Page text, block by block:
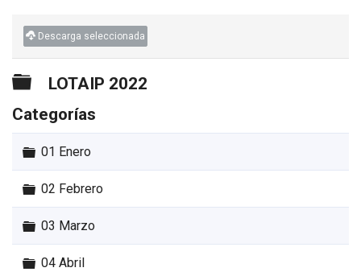
Descarga seleccionada
Carpeta
LOTAIP 2022
Categorías
Carpeta
01 Enero
Carpeta
02 Febrero
Carpeta
03 Marzo
Carpeta
04 Abril